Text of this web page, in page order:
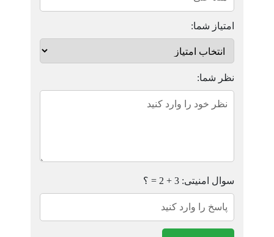
امتیاز شما:
نظر شما:
سوال امنیتی: 3 + 2 = ؟